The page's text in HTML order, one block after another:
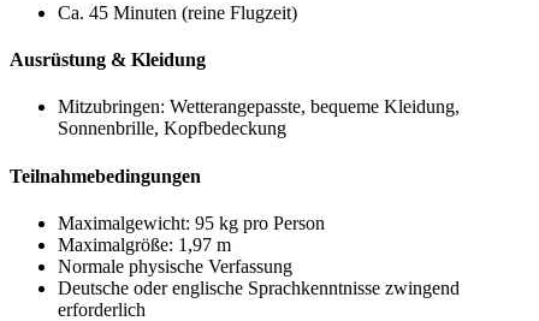
Ca. 45 Minuten (reine Flugzeit)
Ausrüstung & Kleidung
Mitzubringen: Wetterangepasste, bequeme Kleidung,
Sonnenbrille, Kopfbedeckung
Teilnahmebedingungen
Maximalgewicht: 95 kg pro Person
Maximalgröße: 1,97 m
Normale physische Verfassung
Deutsche oder englische Sprachkenntnisse zwingend
erforderlich